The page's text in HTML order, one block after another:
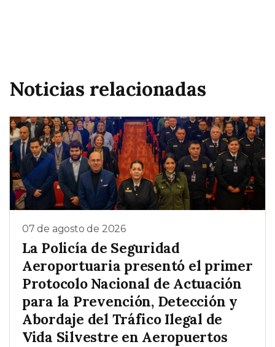
Noticias relacionadas
07 de agosto de 2026
La Policía de Seguridad
Aeroportuaria presentó el primer
Protocolo Nacional de Actuación
para la Prevención, Detección y
Abordaje del Tráfico Ilegal de
Vida Silvestre en Aeropuertos